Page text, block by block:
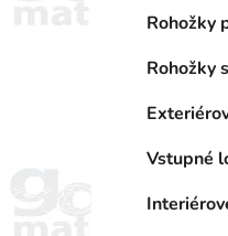
Rohožky
Rohožky
Vstupné